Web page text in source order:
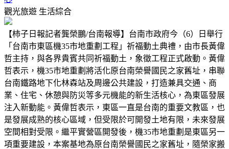
觀光旅遊 生活綜合
【柿子日報記者龔榮鵬/台南報導】台南市政府今（6）日舉行
「台南市東區機35市地重劃工程」祈福動土典禮，由市長黃偉
哲主持，與各界貴賓共同祈福動土，象徵工程正式啟動。黃偉
哲表示，機35市地重劃將活化原台南榮譽國民之家舊址，串聯
台南鐵路地下化林森站及周邊公共建設，打造兼具交通、商
業、住宅、休憩與防災等多元機能的新生活核心，為東區發展
注入新動能。黃偉哲表示，東區一直是台南的重要文教區，也
是發展成熟的核心區域，但受限於可開發土地有限，未來發展
空間相對受限。繼平實營區開發後，機35市地重劃是東區另一
項重要建設，本案基地為原台南榮譽國民之家舊址，隨榮家搬